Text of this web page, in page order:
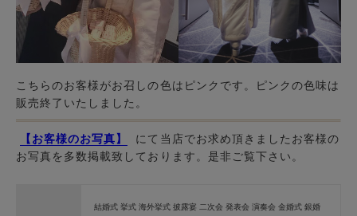
こちらのお客様がお召しの色はピンクです。ピンクの色味は
販売終了いたしました。
【お客様のお写真】
にて当店でお求め頂きましたお客様の
お写真を多数掲載致しております。是非ご覧下さい。
結婚式 挙式 海外挙式 披露宴 二次会 発表会 演奏会 金婚式 銀婚